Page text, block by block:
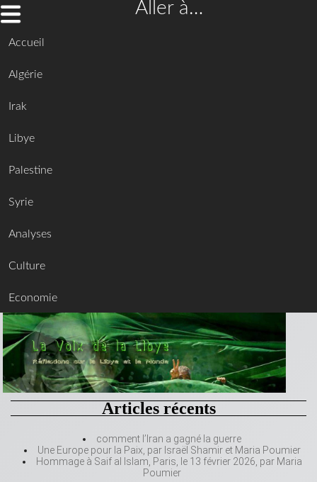
Aller à…
Accueil
Algérie
Irak
Libye
Palestine
Syrie
Analyses
Culture
Economie
Articles récents
comment l’Iran a gagné la guerre
Une Europe pour la Paix, par Israël Shamir et Maria Poumier
Hommage à Saif al Islam, Paris, le 13 février 2026, par Maria
Poumier